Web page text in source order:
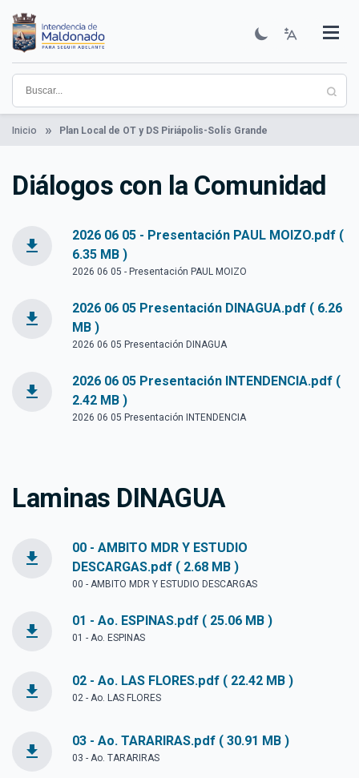
contenido
principal
Institucional
Municipios
Descubre Maldonado
Comunicación
Servicios
Guía De Trámites
Ver Noticias
Inicio Plan Local de OT y DS Piriápolis-Solís Grande
Diálogos con la Comunidad
file_download
2026 06 05 - Presentación PAUL MOIZO.pdf (
6.35 MB )
2026 06 05 - Presentación PAUL MOIZO
file_download
2026 06 05 Presentación DINAGUA.pdf ( 6.26
MB )
2026 06 05 Presentación DINAGUA
file_download
2026 06 05 Presentación INTENDENCIA.pdf (
2.42 MB )
2026 06 05 Presentación INTENDENCIA
Laminas DINAGUA
file_download
00 - AMBITO MDR Y ESTUDIO
DESCARGAS.pdf ( 2.68 MB )
00 - AMBITO MDR Y ESTUDIO DESCARGAS
file_download
01 - Ao. ESPINAS.pdf ( 25.06 MB )
01 - Ao. ESPINAS
file_download
02 - Ao. LAS FLORES.pdf ( 22.42 MB )
02 - Ao. LAS FLORES
file_download
03 - Ao. TARARIRAS.pdf ( 30.91 MB )
03 - Ao. TARARIRAS